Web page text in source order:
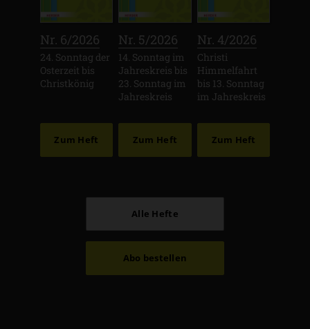
Nr. 6/2026
24. Sonntag der
Osterzeit bis
Christkönig
Zum Heft
Nr. 5/2026
14. Sonntag im
Jahreskreis bis
23. Sonntag im
Jahreskreis
Zum Heft
Nr. 4/2026
Christi
Himmelfahrt
bis 13. Sonntag
im Jahreskreis
Zum Heft
Alle Hefte
Abo bestellen